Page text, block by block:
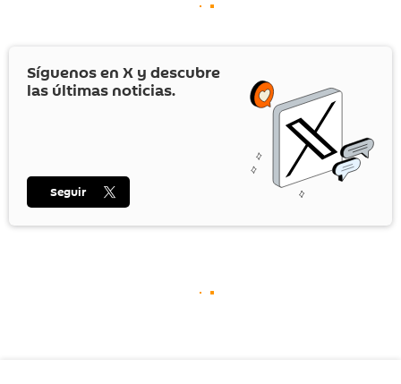
Síguenos en X y descubre
las últimas noticias.
Seguir